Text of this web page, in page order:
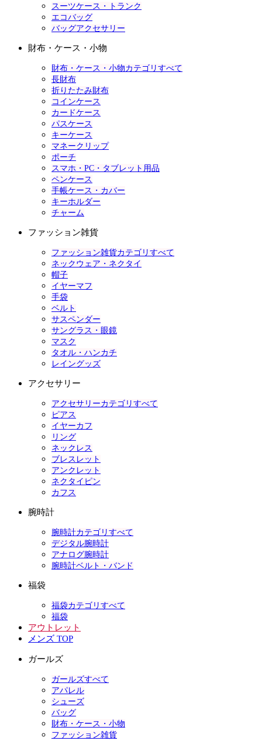
スーツケース・トランク
エコバッグ
バッグアクセサリー
財布・ケース・小物
財布・ケース・小物カテゴリすべて
長財布
折りたたみ財布
コインケース
カードケース
パスケース
キーケース
マネークリップ
ポーチ
スマホ・PC・タブレット用品
ペンケース
手帳ケース・カバー
キーホルダー
チャーム
ファッション雑貨
ファッション雑貨カテゴリすべて
ネックウェア・ネクタイ
帽子
イヤーマフ
手袋
ベルト
サスペンダー
サングラス・眼鏡
マスク
タオル・ハンカチ
レイングッズ
アクセサリー
アクセサリーカテゴリすべて
ピアス
イヤーカフ
リング
ネックレス
ブレスレット
アンクレット
ネクタイピン
カフス
腕時計
腕時計カテゴリすべて
デジタル腕時計
アナログ腕時計
腕時計ベルト・バンド
福袋
福袋カテゴリすべて
福袋
アウトレット
メンズ TOP
ガールズ
ガールズすべて
アパレル
シューズ
バッグ
財布・ケース・小物
ファッション雑貨